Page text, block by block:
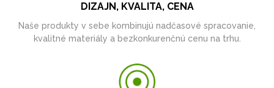
DIZAJN, KVALITA, CENA
Naše produkty v sebe kombinujú nadčasové spracovanie,
kvalitné materiály a bezkonkurenčnú cenu na trhu.